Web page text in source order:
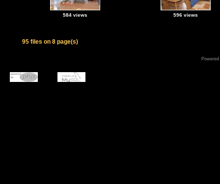
584 views 596 views
95 files on 8 page(s)